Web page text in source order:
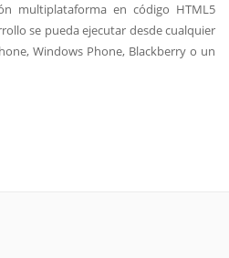
multiplataforma en código HTML5
se pueda ejecutar desde cualquier
Windows Phone, Blackberry o un